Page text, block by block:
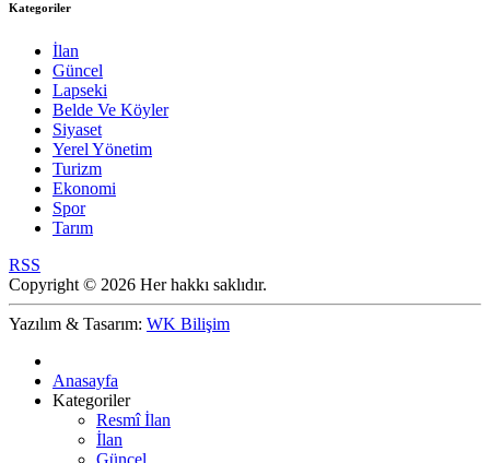
Kategoriler
İlan
Güncel
Lapseki
Belde Ve Köyler
Siyaset
Yerel Yönetim
Turizm
Ekonomi
Spor
Tarım
RSS
Copyright © 2026 Her hakkı saklıdır.
Yazılım & Tasarım: WK Bilişim
Anasayfa
Kategoriler
Resmî İlan
İlan